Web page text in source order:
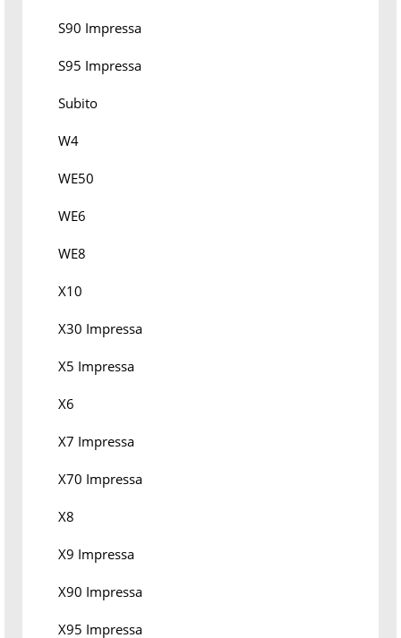
S90 Impressa
S95 Impressa
Subito
W4
WE50
WE6
WE8
X10
X30 Impressa
X5 Impressa
X6
X7 Impressa
X70 Impressa
X8
X9 Impressa
X90 Impressa
X95 Impressa